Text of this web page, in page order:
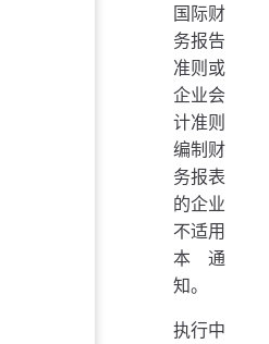
国际财
务报告
准则或
企业会
计准则
编制财
务报表
的企业
不适用
本通
知。
执行中